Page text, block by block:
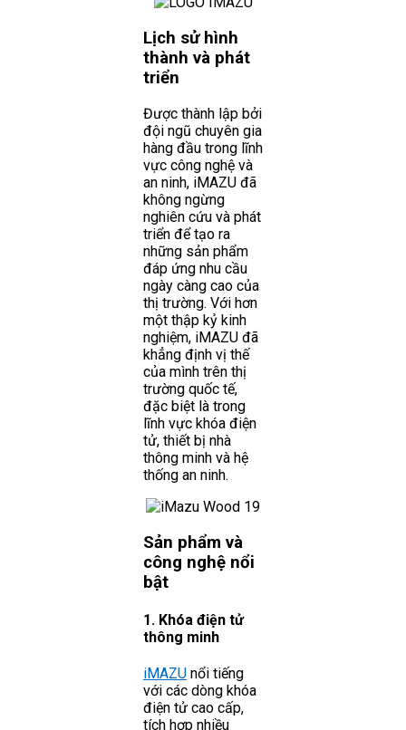
Lịch sử hình
thành và phát
triển
Được thành lập bởi
đội ngũ chuyên gia
hàng đầu trong lĩnh
vực công nghệ và
an ninh, iMAZU đã
không ngừng
nghiên cứu và phát
triển để tạo ra
những sản phẩm
đáp ứng nhu cầu
ngày càng cao của
thị trường. Với hơn
một thập kỷ kinh
nghiệm, iMAZU đã
khẳng định vị thế
của mình trên thị
trường quốc tế,
đặc biệt là trong
lĩnh vực khóa điện
tử, thiết bị nhà
thông minh và hệ
thống an ninh.
Sản phẩm và
công nghệ nổi
bật
1. Khóa điện tử
thông minh
iMAZU nổi tiếng
với các dòng khóa
điện tử cao cấp,
tích hợp nhiều